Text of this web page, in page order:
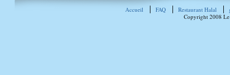
Accueil FAQ Restaurant Halal
Copyright 2008